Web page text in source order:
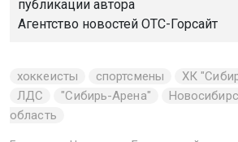
публикации автора
Агентство новостей ОТС-Горсайт
хоккеисты спортсмены ХК
ЛДС
"Сибирь-Арена"
область